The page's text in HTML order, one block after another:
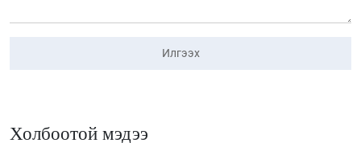
Илгээх
Холбоотой мэдээ